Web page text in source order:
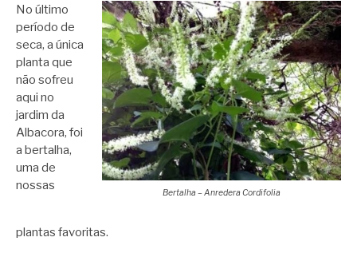
Bertalha – Anredera Cordifolia
No último
período de
seca, a única
planta que
não sofreu
aqui no
jardim da
Albacora, foi
a bertalha,
uma de
nossas
plantas favoritas.